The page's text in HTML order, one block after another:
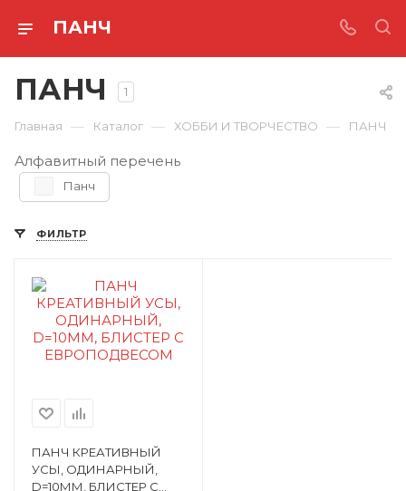
ПАНЧ
ПАНЧ 1
Главная — Каталог — ХОББИ И ТВОРЧЕСТВО — ПАНЧ
Алфавитный перечень
Панч
ФИЛЬТР
ПАНЧ КРЕАТИВНЫЙ
УСЫ, ОДИНАРНЫЙ,
D=10ММ, БЛИСТЕР С